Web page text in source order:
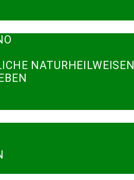
NATURHEILWEISEN